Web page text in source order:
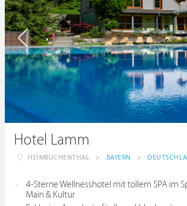
Hotel Lamm
HEIMBUCHENTHAL > BAYERN >
4-Sterne Wellnesshotel mit tollem SPA im
Main & Kultur